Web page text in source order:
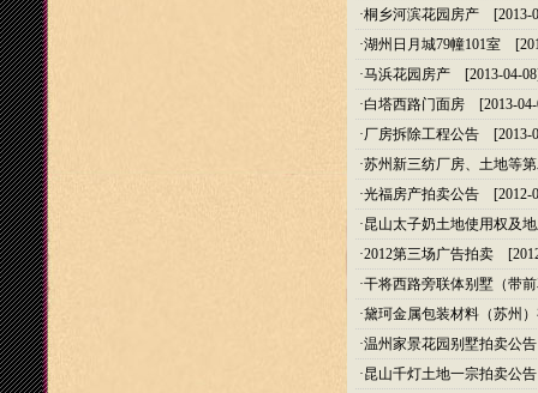
·桐乡河滨花园房产 [2013-
·湖州日月城79幢101室
·马浜花园房产 [2013-04-
·白塔西路门面房 [2013-
·厂房拆除工程公告 [2013-
·苏州新三纺厂房、土地等
·光福房产拍卖公告 [2012-
·昆山太子奶土地使用权及
·2012第三场广告拍卖
·干将西路旁联体别墅（带
·黛珂金属包装材料（苏州
·温州家景花园别墅拍卖公告
·昆山千灯土地一宗拍卖公告